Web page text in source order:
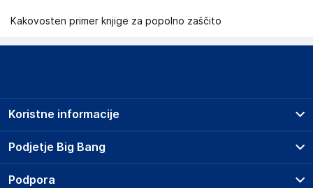
Kakovosten primer knjige za popolno zaščito
Podjetje Big Bang
O podjetju
Koristne informacije
Prodajna mesta
Storitve
Podpora